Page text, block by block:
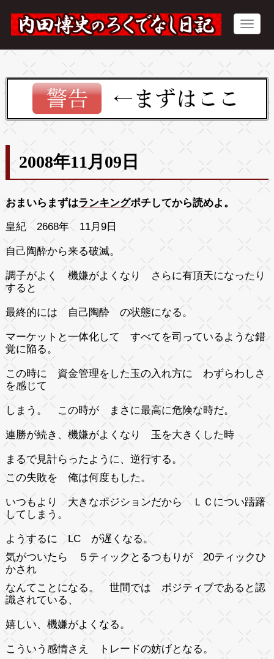
2008年11月09日
おまいらまずはランキングポチしてから読めよ。
皇紀 2668年 11月9日
自己陶酔から来る破滅。
調子がよく 機嫌がよくなり さらに有頂天になったり
すると
最終的には 自己陶酔 の状態になる。
マーケットと一体化して すべてを司っているような錯
覚に陥る。
この時に 資金管理をした玉の入れ方に わずらわしさ
を感じて
しまう。 この時が まさに最高に危険な時だ。
連勝が続き、機嫌がよくなり 玉を大きくした時
まるで見計らったように、逆行する。
この失敗を 俺は何度もした。
いつもより 大きなポジションだから ＬＣについ躊躇
してしまう。
ようするに LC が遅くなる。
気がついたら ５ティックとるつもりが 20ティックひ
かされ
なんてことになる。 世間では ポジティブであると認
識されている、
嬉しい、機嫌がよくなる。
こういう感情さえ トレードの妨げとなる。